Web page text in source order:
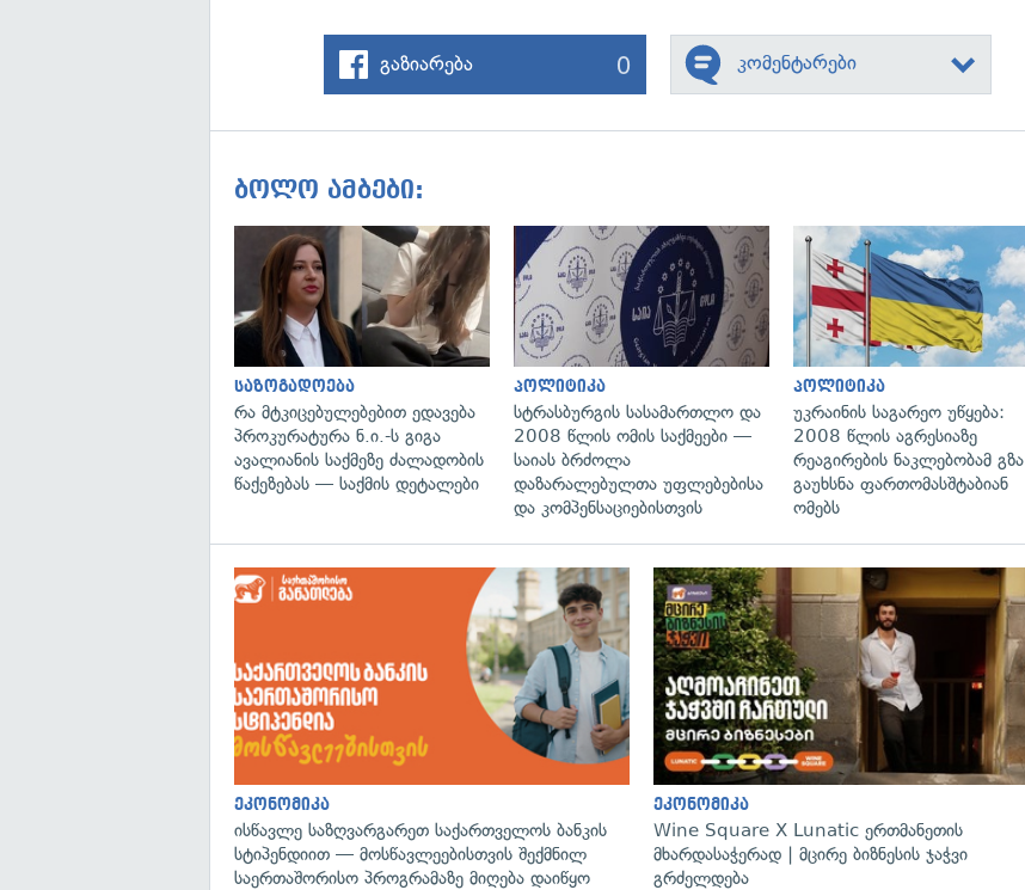
გაზიარება 0 კომენტარები
ბოლო ამბები:
გადახედვა
საზოგადოება
რა მტკიცებულებებით ედავება
პროკურატურა ნ.ი.-ს გიგა
ავალიანის საქმეზე ძალადობის
წაქეზებას — საქმის დეტალები
გადახედვა
პოლიტიკა
სტრასბურგის სასამართლო და
2008 წლის ომის საქმეები —
საიას ბრძოლა
დაზარალებულთა უფლებებისა
და კომპენსაციებისთვის
პოლიტიკა
უკრაინის საგარეო უწყება:
2008 წლის აგრესიაზე
რეაგირების ნაკლებობამ გზა
გაუხსნა ფართომასშტაბიან
ომებს
ეკონომიკა
ისწავლე საზღვარგარეთ საქართველოს ბანკის
სტიპენდიით — მოსწავლეებისთვის შექმნილ
საერთაშორისო პროგრამაზე მიღება დაიწყო
ეკონომიკა
Wine Square X Lunatic ერთმანეთის
მხარდასაჭერად | მცირე ბიზნესის ჯაჭვი
გრძელდება